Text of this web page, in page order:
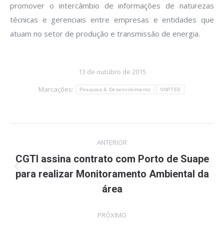
promover o intercâmbio de informações de naturezas
técnicas e gerenciais entre empresas e entidades que
atuam no setor de produção e transmissão de energia.
13 de outubro de 2015
Marcações:
Pesquisa & Desenvolvimento SNPTEE
de
post:
ANTERIOR
Post
anterior:
CGTI assina contrato com Porto de Suape
para realizar Monitoramento Ambiental da
área
PRÓXIMO